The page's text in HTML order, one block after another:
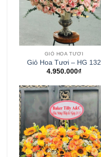
GIỎ HOA TƯƠI
Giỏ Hoa Tươi – HG 132
4.950.000₫